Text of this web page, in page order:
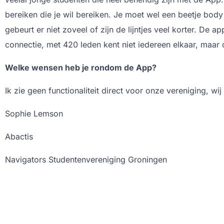
bereiken die je wil bereiken. Je moet wel een beetje
gebeurt er niet zoveel of zijn de lijntjes veel korter. De
connectie, met 420 leden kent niet iedereen elkaar,
Welke wensen heb je rondom de App?
Ik zie geen functionaliteit direct voor onze vereniging,
Sophie Lemson
Abactis
Navigators Studentenvereniging Groningen